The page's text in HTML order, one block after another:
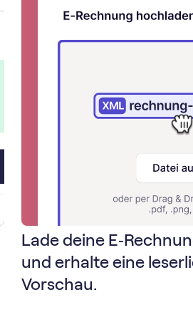
Lade deine
und erhalte eine
Vorschau.